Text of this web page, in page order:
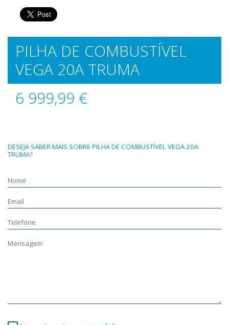
PILHA DE COMBUSTÍVEL
VEGA 20A TRUMA
6 999,99 €
DESEJA SABER MAIS SOBRE PILHA DE COMBUSTÍVEL VEGA 20A
TRUMA?